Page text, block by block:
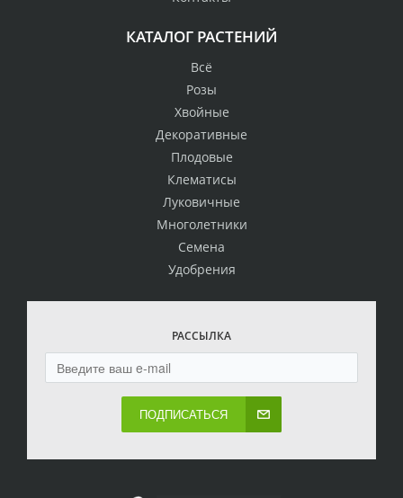
КАТАЛОГ РАСТЕНИЙ
Всё
Розы
Хвойные
Декоративные
Плодовые
Клематисы
Луковичные
Многолетники
Семена
Удобрения
РАССЫЛКА
ПОДПИСАТЬСЯ